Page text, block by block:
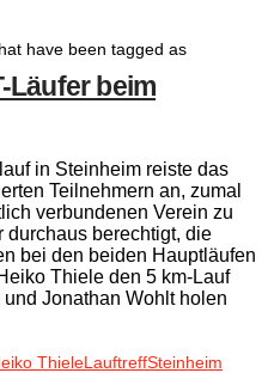
have been tagged as
Läufer beim
in Steinheim reiste das
Teilnehmern an, zumal
verbundenen Verein zu
durchaus berechtigt, die
bei den beiden Hauptläufen
Thiele den 5 km-Lauf
Jonathan Wohlt holen
ThieleLauftreffSteinheim